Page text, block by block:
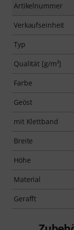
Artikelnummer
Verkaufseinheit
Typ
Qualität [g/m²]
Farbe
Geöst
mit Klettband
Breite
Höhe
Material
Gerafft